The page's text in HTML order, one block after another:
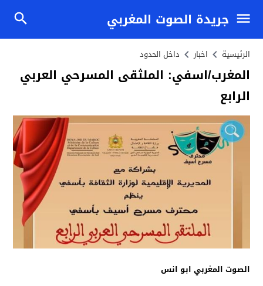
جريدة الصوت المغربي
الرئيسية اخبار داخل الحدود
المغرب/اسفي: الملثقى المسرحي العربي
الرابع
الصوت المغربي ابو انس